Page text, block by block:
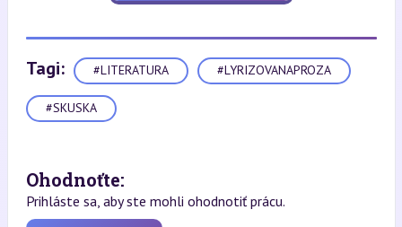
Tagi: #LITERATURA #LYRIZOVANAPROZA
#SKUSKA
Ohodnoťte:
Prihláste sa, aby ste mohli ohodnotiť prácu.